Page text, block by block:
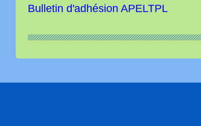
Bulletin d'adhésion APELTPL